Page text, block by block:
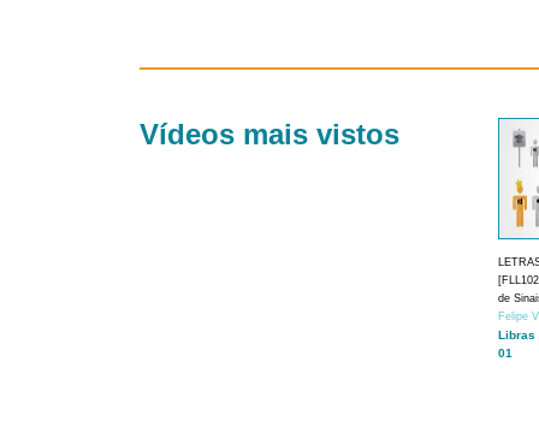
Vídeos mais vistos
de
Felipe
Libras
01